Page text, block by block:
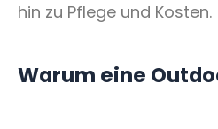
hin zu Pflege und Kosten.
Warum eine